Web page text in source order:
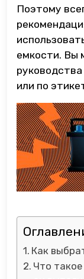
Поэтому
емкости. Вы
или по
Как
Что